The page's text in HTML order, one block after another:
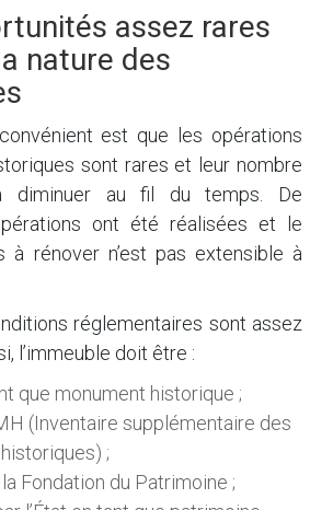
assez rares
nature des
est que les opérations
sont rares et leur nombre
diminuer au fil du temps. De
ont été réalisées et le
à rénover n’est pas extensible à
réglementaires sont assez
l’immeuble doit être :
que monument historique ;
(Inventaire supplémentaire des
;
Fondation du Patrimoine ;